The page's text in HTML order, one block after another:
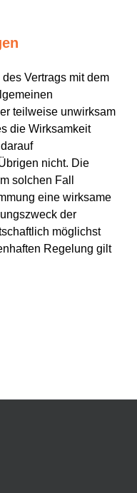
Vertrags mit dem
teilweise unwirksam
die Wirksamkeit
nicht. Die
solchen Fall
eine wirksame
der
möglichst
Regelung gilt